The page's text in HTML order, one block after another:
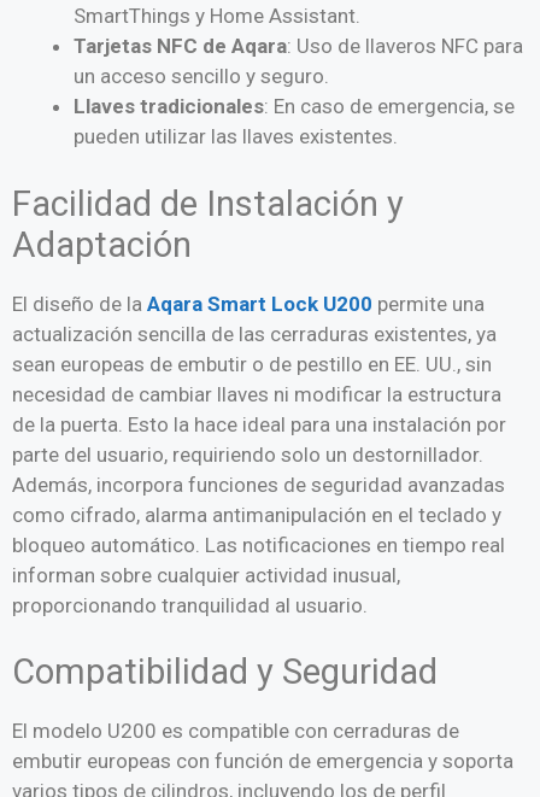
SmartThings y Home Assistant.
Tarjetas NFC de Aqara: Uso de llaveros NFC para
un acceso sencillo y seguro.
Llaves tradicionales: En caso de emergencia, se
pueden utilizar las llaves existentes.
Facilidad de Instalación y
Adaptación
El diseño de la Aqara Smart Lock U200 permite una
actualización sencilla de las cerraduras existentes, ya
sean europeas de embutir o de pestillo en EE. UU., sin
necesidad de cambiar llaves ni modificar la estructura
de la puerta. Esto la hace ideal para una instalación por
parte del usuario, requiriendo solo un destornillador.
Además, incorpora funciones de seguridad avanzadas
como cifrado, alarma antimanipulación en el teclado y
bloqueo automático. Las notificaciones en tiempo real
informan sobre cualquier actividad inusual,
proporcionando tranquilidad al usuario.
Compatibilidad y Seguridad
El modelo U200 es compatible con cerraduras de
embutir europeas con función de emergencia y soporta
varios tipos de cilindros, incluyendo los de perfil